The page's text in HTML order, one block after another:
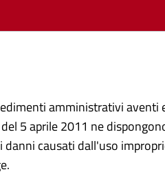
amministrativi aventi
5 aprile 2011 ne
causati dall'uso